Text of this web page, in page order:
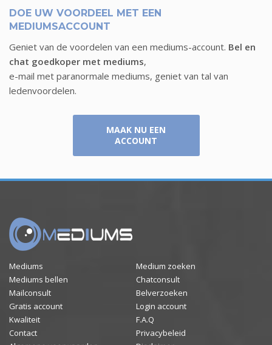
DOE UW VOORDEEL MET EEN
MEDIUMSACCOUNT
Geniet van de voordelen van een mediums-account. Bel en
chat goedkoper met mediums,
e-mail met paranormale mediums, geniet van tal van
ledenvoordelen.
MAAK NU EEN
ACCOUNT
Mediums
Medium zoeken
Mediums bellen
Chatconsult
Mailconsult
Belverzoeken
Gratis account
Login account
Kwaliteit
F.A.Q
Contact
Privacybeleid